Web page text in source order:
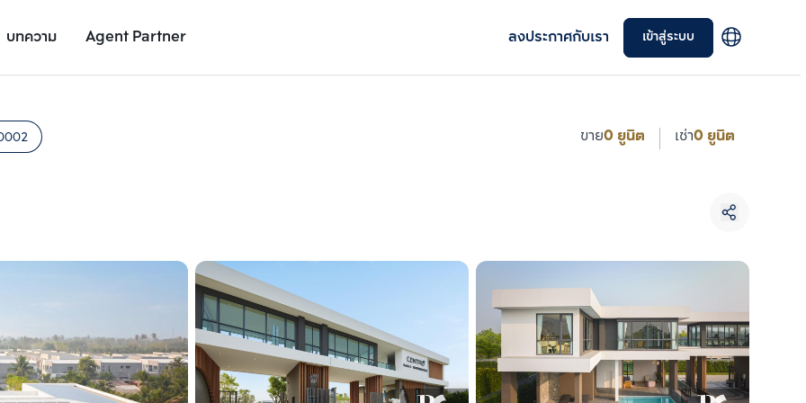
บทความ Agent Partner ลงประกาศกับเรา เข้าสู่ระบบ
รายละเอียดโครงการ
ขาย0 ยูนิต เช่า0 ยูนิต